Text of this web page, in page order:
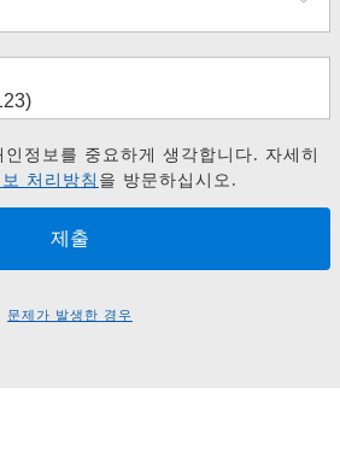
정보를 중요하게 생각합니다. 자세히
처리방침 을 방문하십시오.
문제가 발생한 경우